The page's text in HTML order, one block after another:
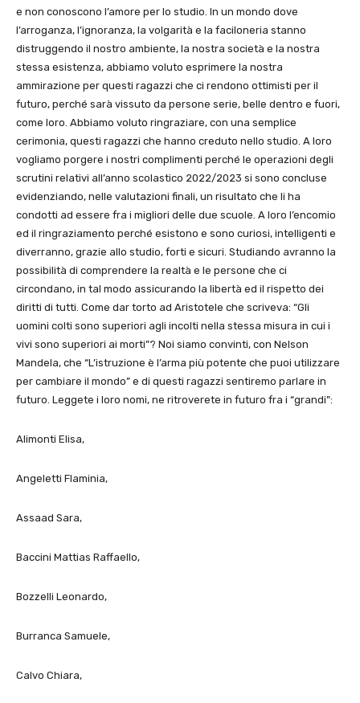
e non conoscono l’amore per lo studio. In un mondo dove
l’arroganza, l’ignoranza, la volgarità e la faciloneria stanno
distruggendo il nostro ambiente, la nostra società e la nostra
stessa esistenza, abbiamo voluto esprimere la nostra
ammirazione per questi ragazzi che ci rendono ottimisti per il
futuro, perché sarà vissuto da persone serie, belle dentro e fuori,
come loro. Abbiamo voluto ringraziare, con una semplice
cerimonia, questi ragazzi che hanno creduto nello studio. A loro
vogliamo porgere i nostri complimenti perché le operazioni degli
scrutini relativi all’anno scolastico 2022/2023 si sono concluse
evidenziando, nelle valutazioni finali, un risultato che li ha
condotti ad essere fra i migliori delle due scuole. A loro l’encomio
ed il ringraziamento perché esistono e sono curiosi, intelligenti e
diverranno, grazie allo studio, forti e sicuri. Studiando avranno la
possibilità di comprendere la realtà e le persone che ci
circondano, in tal modo assicurando la libertà ed il rispetto dei
diritti di tutti. Come dar torto ad Aristotele che scriveva: “Gli
uomini colti sono superiori agli incolti nella stessa misura in cui i
vivi sono superiori ai morti”? Noi siamo convinti, con Nelson
Mandela, che “L’istruzione è l’arma più potente che puoi utilizzare
per cambiare il mondo” e di questi ragazzi sentiremo parlare in
futuro. Leggete i loro nomi, ne ritroverete in futuro fra i “grandi”:
Alimonti Elisa,
Angeletti Flaminia,
Assaad Sara,
Baccini Mattias Raffaello,
Bozzelli Leonardo,
Burranca Samuele,
Calvo Chiara,